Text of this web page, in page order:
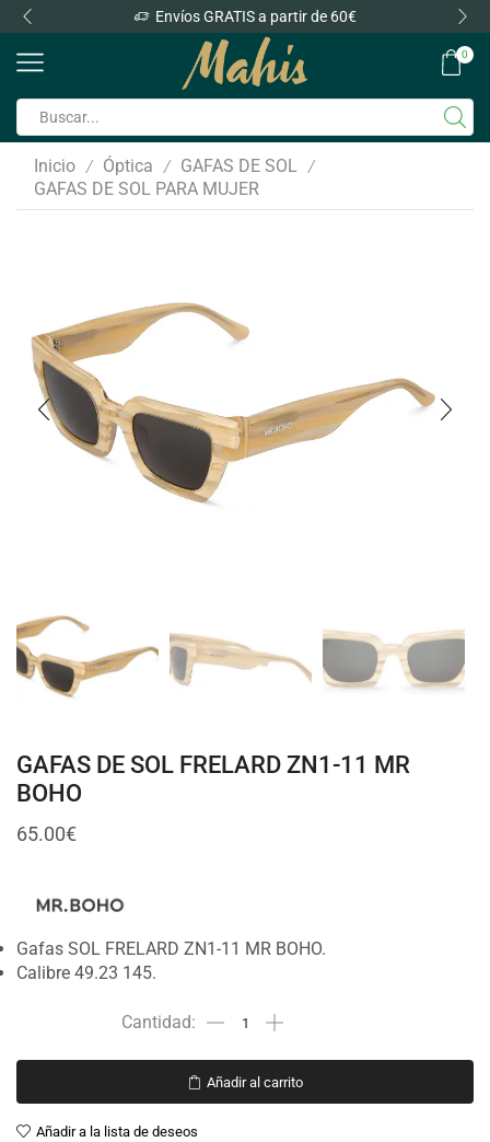
Envíos GRATIS a partir de 60€
0
Inicio / Óptica / GAFAS DE SOL /
GAFAS DE SOL PARA MUJER
GAFAS DE SOL FRELARD ZN1-11 MR
BOHO
65.00€
Gafas SOL FRELARD ZN1-11 MR BOHO.
Calibre 49.23 145.
Añadir al carrito
Añadir a la lista de deseos